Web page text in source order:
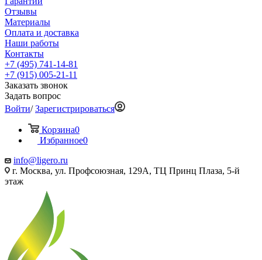
Отзывы
Материалы
Оплата и доставка
Наши работы
Контакты
+7 (495) 741-14-81
+7 (915) 005-21-11
Заказать звонок
Задать вопрос
Войти/Зарегистрироваться
Корзина0
Избранное0
info@ligero.ru
г. Москва, ул. Профсоюзная, 129А, ТЦ Принц Плаза, 5-й
этаж